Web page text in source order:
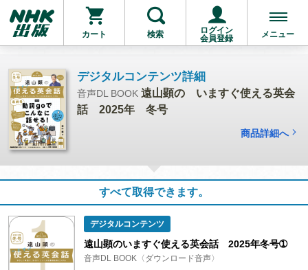
カート 検索
ログイン
会員登録
メニュー
デジタルコンテンツ詳細
音声DL BOOK 遠山顕の いますぐ使える英会
話 2025年 冬号
商品詳細へ
すべて取得できます。
デジタルコンテンツ
遠山顕のいますぐ使える英会話 2025年冬号➀
音声DL BOOK〈ダウンロード音声〉